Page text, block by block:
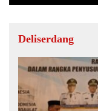
Deliserdang